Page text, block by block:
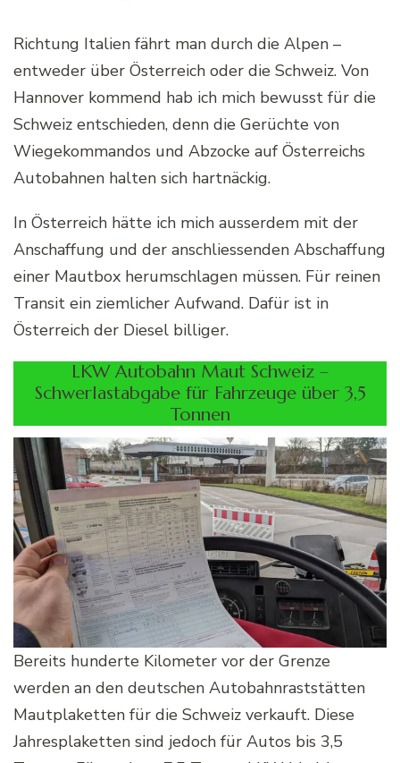
Richtung Italien fährt man durch die Alpen –
entweder über Österreich oder die Schweiz. Von
Hannover kommend hab ich mich bewusst für die
Schweiz entschieden, denn die Gerüchte von
Wiegekommandos und Abzocke auf Österreichs
Autobahnen halten sich hartnäckig.
In Österreich hätte ich mich ausserdem mit der
Anschaffung und der anschliessenden Abschaffung
einer Mautbox herumschlagen müssen. Für reinen
Transit ein ziemlicher Aufwand. Dafür ist in
Österreich der Diesel billiger.
LKW Autobahn Maut Schweiz –
Schwerlastabgabe für Fahrzeuge über 3,5
Tonnen
Bereits hunderte Kilometer vor der Grenze
werden an den deutschen Autobahnraststätten
Mautplaketten für die Schweiz verkauft. Diese
Jahresplaketten sind jedoch für Autos bis 3,5